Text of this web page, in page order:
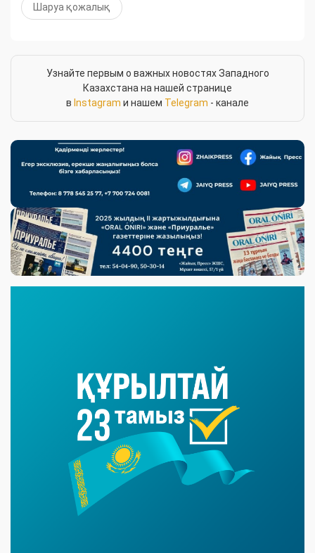
Шаруа қожалық
Узнайте первым о важных новостях Западного
Казахстана на нашей странице
в Instagram и нашем Telegram - канале